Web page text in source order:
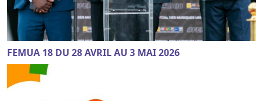
FEMUA 18 DU 28 AVRIL AU 3 MAI 2026